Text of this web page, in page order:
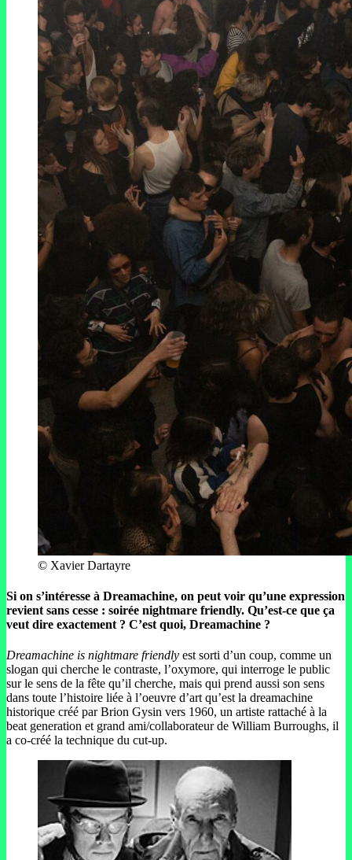
© Xavier Dartayre
Si on s’intéresse à Dreamachine, on peut voir qu’une expression
revient sans cesse : soirée nightmare friendly. Qu’est-ce que ça
veut dire exactement ? C’est quoi, Dreamachine ?
Dreamachine is nightmare friendly est sorti d’un coup, comme un
slogan qui cherche le contraste, l’oxymore, qui interroge le public
sur le sens de la fête qu’il cherche, mais qui prend aussi son sens
dans toute l’histoire liée à l’oeuvre d’art qu’est la dreamachine
historique créé par Brion Gysin vers 1960, un artiste rattaché à la
beat generation et grand ami/collaborateur de William Burroughs, il
a co-créé la technique du cut-up.